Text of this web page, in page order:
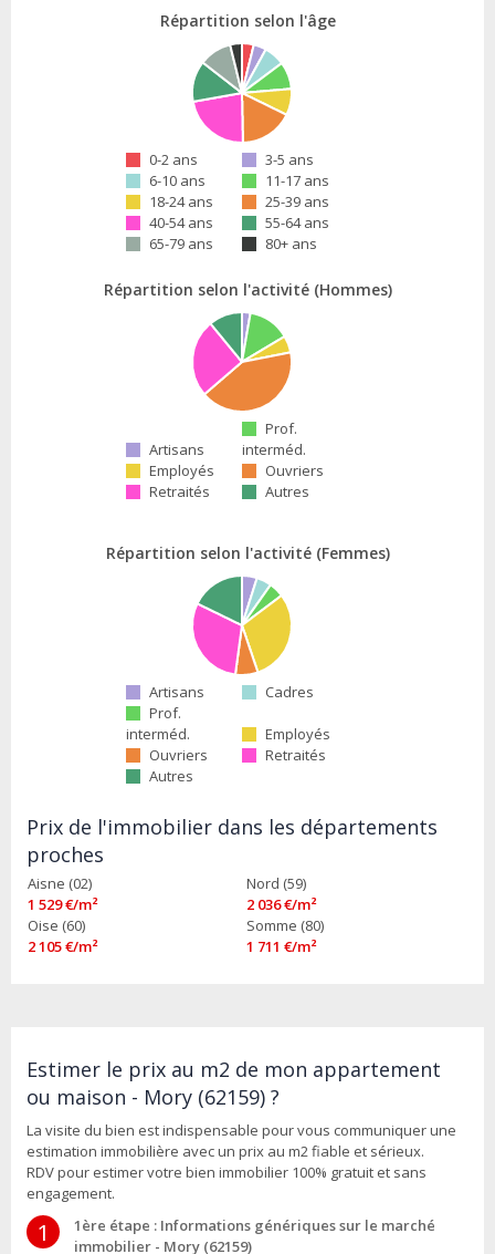
Répartition selon l'âge
0-2 ans
3-5 ans
6-10 ans
11-17 ans
18-24 ans
25-39 ans
40-54 ans
55-64 ans
65-79 ans
80+ ans
Répartition selon l'activité (Hommes)
Artisans
Prof.
interméd.
Employés
Ouvriers
Retraités
Autres
Répartition selon l'activité (Femmes)
Artisans
Cadres
Prof.
interméd.
Employés
Ouvriers
Retraités
Autres
Prix de l'immobilier dans les départements
proches
Aisne (02)
1 529 €/m²
Nord (59)
2 036 €/m²
Oise (60)
2 105 €/m²
Somme (80)
1 711 €/m²
Estimer le prix au m2 de mon appartement
ou maison - Mory (62159) ?
La visite du bien est indispensable pour vous communiquer une
estimation immobilière avec un prix au m2 fiable et sérieux.
RDV pour estimer votre bien immobilier 100% gratuit et sans
engagement.
1
1ère étape : Informations génériques sur le marché
immobilier - Mory (62159)